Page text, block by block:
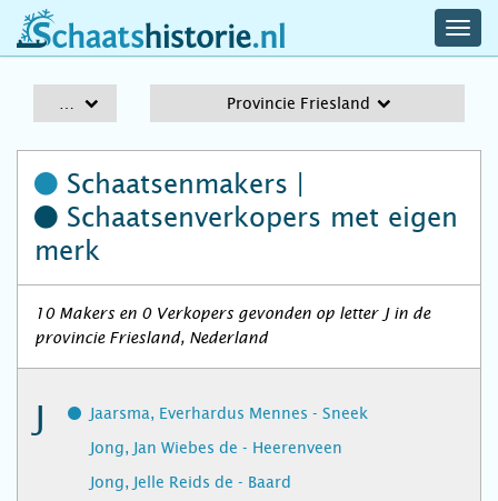
schaatshistorie.nl
Provincie Friesland
Schaatsenmakers |
Schaatsenverkopers met eigen
merk
10 Makers en 0 Verkopers gevonden op letter J in de
provincie Friesland, Nederland
J
Jaarsma, Everhardus Mennes - Sneek
Jong, Jan Wiebes de - Heerenveen
Jong, Jelle Reids de - Baard